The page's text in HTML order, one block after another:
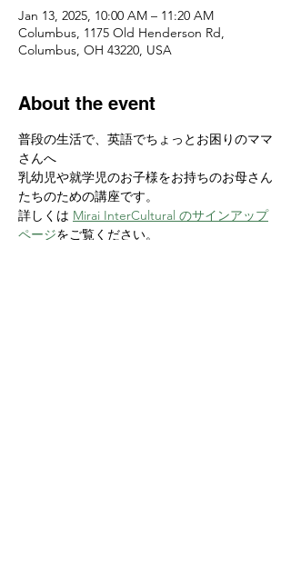
Jan 13, 2025, 10:00 AM – 11:20 AM
Columbus, 1175 Old Henderson Rd,
Columbus, OH 43220, USA
About the event
普段の生活で、英語でちょっとお困りのママ
さんへ
乳幼児や就学児のお子様をお持ちのお母さん
たちのための講座です。
詳しくは Mirai InterCultural のサインアップ
ページをご覧ください。